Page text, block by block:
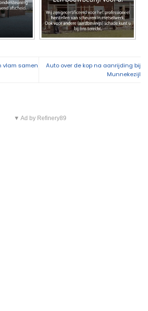
vlam samen
Auto over de kop na aanrijding bij
Munnekezijl
▼ Ad by Refinery89